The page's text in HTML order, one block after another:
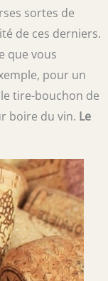
sortes de
de ces derniers.
que vous
pour un
tire-bouchon de
boire du vin. Le